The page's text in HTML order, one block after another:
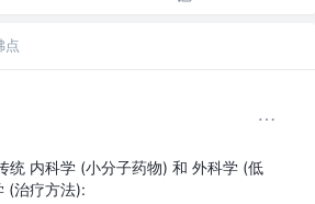
点
统 内科学 (小分子药物) 和 外科学 (低
(治疗方法):